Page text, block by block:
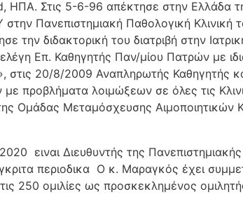
Στις 5-6-96 απέκτησε στην Ελλάδα
Πανεπιστημιακή Παθολογική Κλινική
την διδακτορική του διατριβή στην
Επ. Καθηγητής Παν/μίου Πατρών με
στις 20/8/2009 Αναπληρωτής Καθηγητής
προβλήματα λοιμώξεων σε όλες τις
Μεταμόσχευσης Αιμοποιητικών
ειναι Διευθυντής της
περιοδικα Ο κ. Μαραγκός έχει
250 ομιλίες ως προσκεκλημένος